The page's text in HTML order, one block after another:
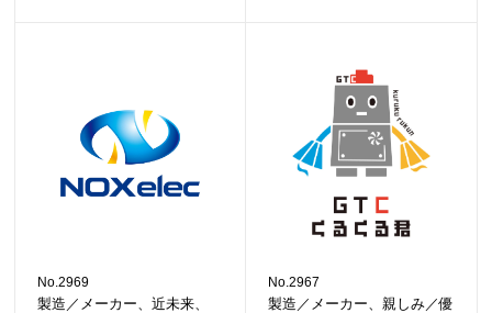
No.2969
製造／メーカー、近未来、
No.2967
製造／メーカー、親しみ／優